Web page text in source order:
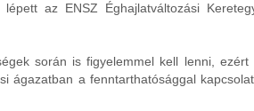
az ENSZ Éghajlatváltozási
során is figyelemmel kell lenni,
ágazatban a fenntarthatósággal